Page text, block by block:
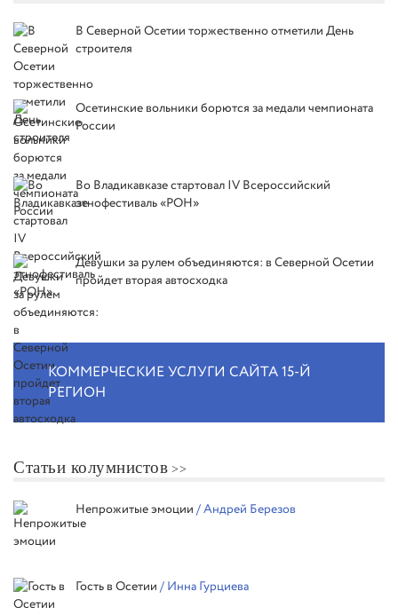
В Северной Осетии торжественно отметили День
строителя
Осетинские вольники борются за медали чемпионата
России
Во Владикавказе стартовал IV Всероссийский
этнофестиваль «РОН»
Девушки за рулем объединяются: в Северной Осетии
пройдет вторая автосходка
КОММЕРЧЕСКИЕ УСЛУГИ САЙТА 15-Й
РЕГИОН
Статьи колумнистов
Непрожитые эмоции / Андрей Березов
Гость в Осетии / Инна Гурциева